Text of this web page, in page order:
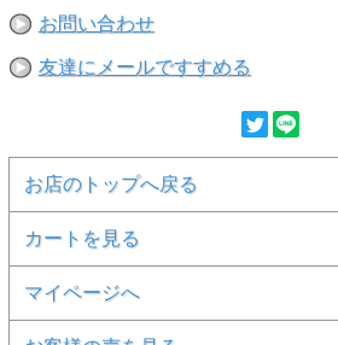
お問い合わせ
友達にメールですすめる
お店のトップへ戻る
カートを見る
マイページへ